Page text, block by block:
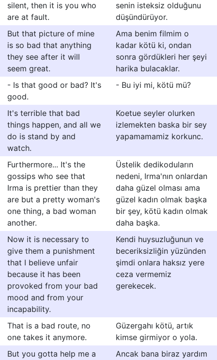
silent, then it is you who
are at fault.
senin isteksiz olduğunu
düşündürüyor.
But that picture of mine
is so bad that anything
they see after it will
seem great.
Ama benim filmim o
kadar kötü ki, ondan
sonra gördükleri her şeyi
harika bulacaklar.
- Is that good or bad? It's
good.
- Bu iyi mi, kötü mü?
It's terrible that bad
things happen, and all we
do is stand by and
watch.
Koetue seyler olurken
izlemekten baska bir sey
yapamamamiz korkunc.
Furthermore... It's the
gossips who see that
Irma is prettier than they
are but a pretty woman's
one thing, a bad woman
another.
Üstelik dedikoduların
nedeni, Irma'nın onlardan
daha güzel olması ama
güzel kadın olmak başka
bir şey, kötü kadın olmak
daha başka.
Now it is necessary to
give them a punishment
that I believe unfair
because it has been
provoked from your bad
mood and from your
incapability.
Kendi huysuzluğunun ve
beceriksizliğin yüzünden
şimdi onlara haksız yere
ceza vermemiz
gerekecek.
That is a bad route, no
one takes it anymore.
Güzergahı kötü, artık
kimse girmiyor o yola.
But you gotta help me a
Ancak bana biraz yardım